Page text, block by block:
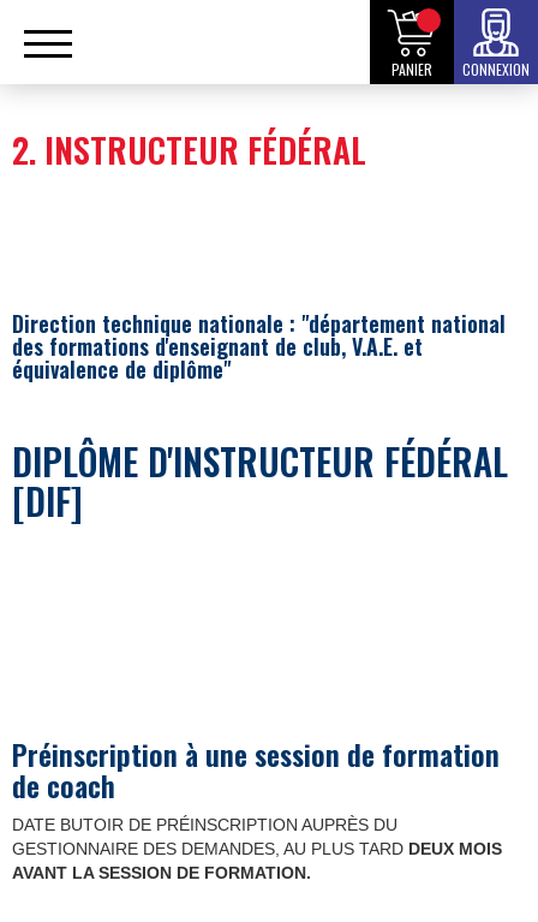
PANIER CONNEXION
2. INSTRUCTEUR FÉDÉRAL
Direction technique nationale : "département national
des formations d'enseignant de club, V.A.E. et
équivalence de diplôme"
DIPLÔME D'INSTRUCTEUR FÉDÉRAL
[DIF]
Préinscription à une session de formation
de coach
DATE BUTOIR DE PRÉINSCRIPTION AUPRÈS DU
GESTIONNAIRE DES DEMANDES, AU PLUS TARD DEUX MOIS
AVANT LA SESSION DE FORMATION.